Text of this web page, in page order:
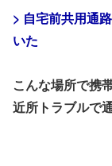
> 自宅前共用通
いた
こんな場所で携
近所トラブルで